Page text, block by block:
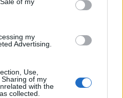
my
Advertising.
Use,
of my
with the
collected.
új ingatlanok,
a